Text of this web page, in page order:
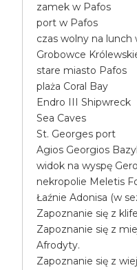
zamek w Pafos
port w Pafos
czas wolny na
Grobowce
stare miasto Pafos
plaża Coral Bay
Endro III Shipwreck
Sea Caves
St. Georges port
Agios Georgios
widok na wyspę
nekropolie Meletis
Łaźnie Adonisa (w
Zapoznanie się z
Zapoznanie się z
Afrodyty.
Zapoznanie się z